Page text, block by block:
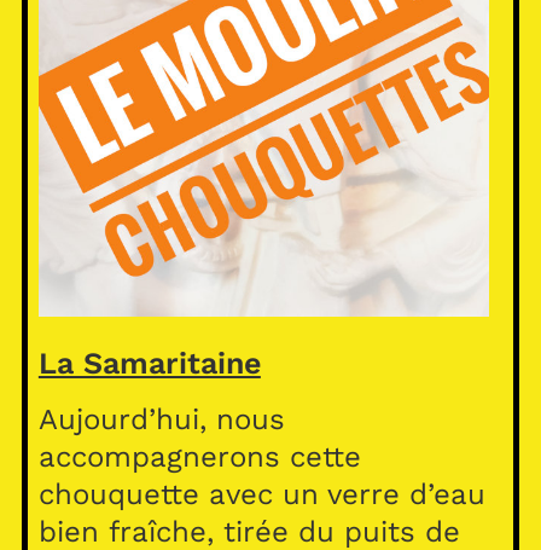
La Samaritaine
Aujourd’hui, nous
accompagnerons cette
chouquette avec un verre d’eau
bien fraîche, tirée du puits de